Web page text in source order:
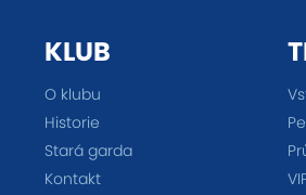
KLUB
O klubu
Historie
Stará garda
Kontakt